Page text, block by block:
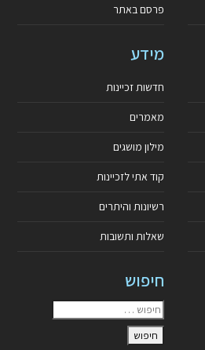
פרסם באתר
מידע
חדשות זכיינות
מאמרים
מילון מושגים
קוד אתי לזכיינות
רשיונות והיתרים
שאלות ותשובות
חיפוש